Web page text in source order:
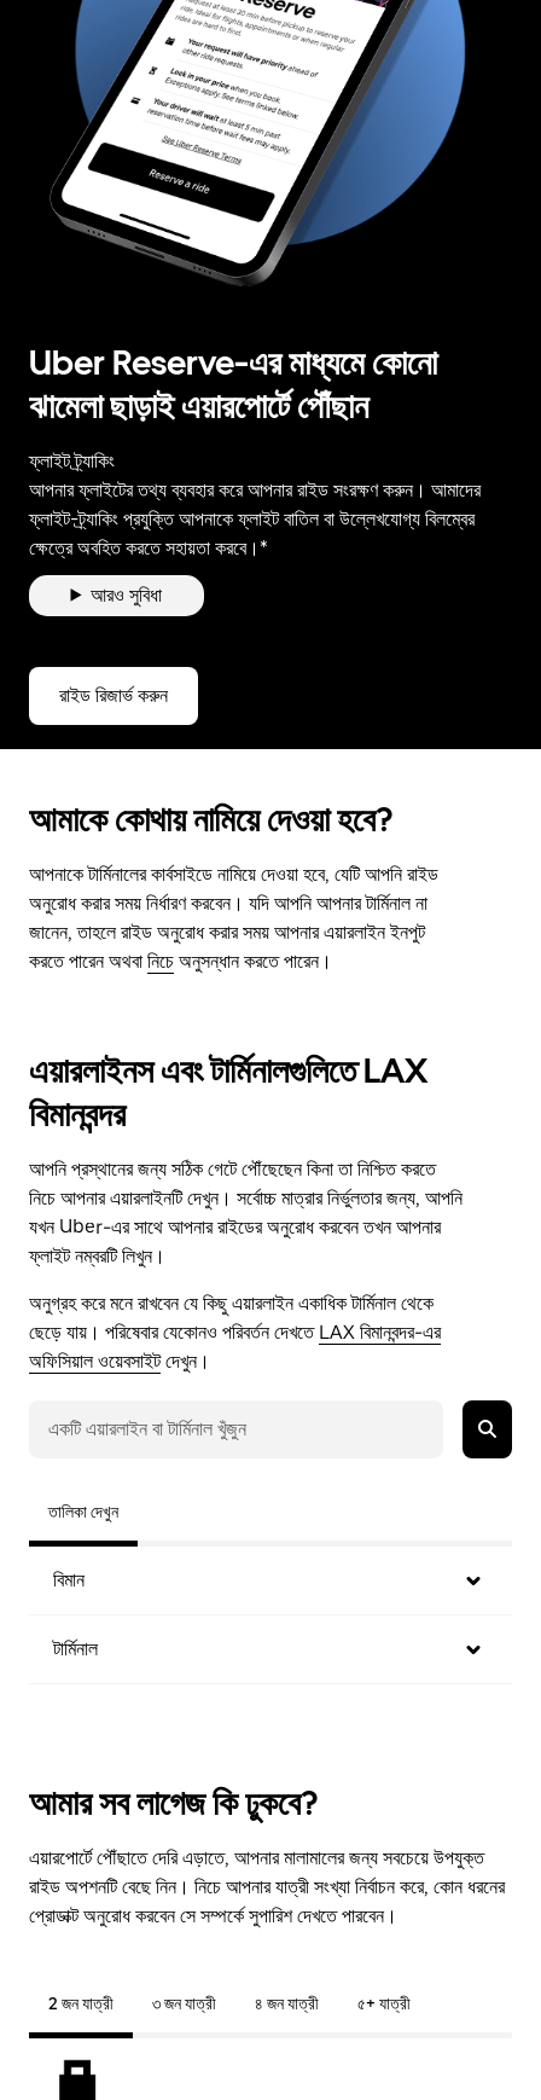
Uber Reserve-এর মাধ্যমে কোনো
ঝামেলা ছাড়াই এয়ারপোর্টে পৌঁছান
ফ্লাইট ট্র্যাকিং
আপনার ফ্লাইটের তথ্য ব্যবহার করে আপনার রাইড সংরক্ষণ করুন। আমাদের
ফ্লাইট-ট্র্যাকিং প্রযুক্তি আপনাকে ফ্লাইট বাতিল বা উল্লেখযোগ্য বিলম্বের
ক্ষেত্রে অবহিত করতে সহায়তা করবে।*
আরও সুবিধা
রাইড রিজার্ভ করুন
আমাকে কোথায় নামিয়ে দেওয়া হবে?
আপনাকে টার্মিনালের কার্বসাইডে নামিয়ে দেওয়া হবে, যেটি আপনি রাইড
অনুরোধ করার সময় নির্ধারণ করবেন। যদি আপনি আপনার টার্মিনাল না
জানেন, তাহলে রাইড অনুরোধ করার সময় আপনার এয়ারলাইন ইনপুট
করতে পারেন অথবা নিচে অনুসন্ধান করতে পারেন।
এয়ারলাইনস এবং টার্মিনালগুলিতে LAX
বিমানবন্দর
আপনি প্রস্থানের জন্য সঠিক গেটে পৌঁছেছেন কিনা তা নিশ্চিত করতে
নিচে আপনার এয়ারলাইনটি দেখুন। সর্বোচ্চ মাত্রার নির্ভুলতার জন্য, আপনি
যখন Uber-এর সাথে আপনার রাইডের অনুরোধ করবেন তখন আপনার
ফ্লাইট নম্বরটি লিখুন।
অনুগ্রহ করে মনে রাখবেন যে কিছু এয়ারলাইন একাধিক টার্মিনাল থেকে
ছেড়ে যায়। পরিষেবার যেকোনও পরিবর্তন দেখতে LAX বিমানবন্দর-এর
অফিসিয়াল ওয়েবসাইটদেখুন।
তালিকা দেখুন
বিমান
টার্মিনাল
আমার সব লাগেজ কি ঢুকবে?
এয়ারপোর্টে পৌঁছাতে দেরি এড়াতে, আপনার মালামালের জন্য সবচেয়ে উপযুক্ত
রাইড অপশনটি বেছে নিন। নিচে আপনার যাত্রী সংখ্যা নির্বাচন করে, কোন ধরনের
প্রোডাক্ট অনুরোধ করবেন সে সম্পর্কে সুপারিশ দেখতে পারবেন।
2 জন যাত্রী ৩ জন যাত্রী ৪ জন যাত্রী ৫+ যাত্রী